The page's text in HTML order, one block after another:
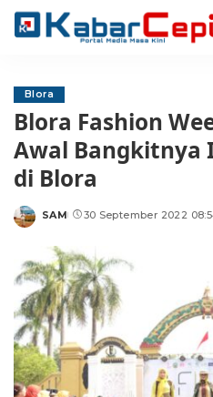
Blora
Blora Fashion
Awal Bangkitnya
di Blora
Posted
SAM 30 September 2022